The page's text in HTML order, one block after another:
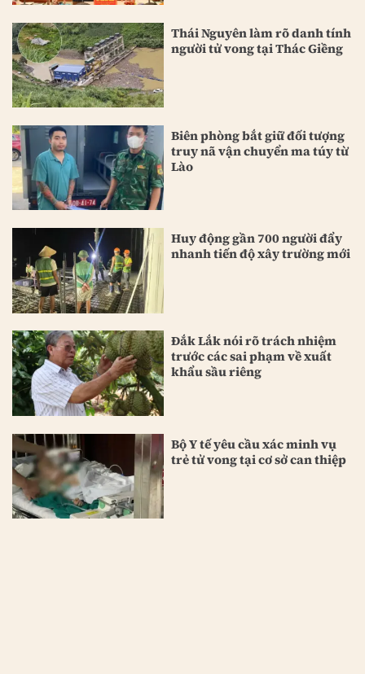
Thái Nguyên làm rõ danh tính
người tử vong tại Thác Giềng
Biên phòng bắt giữ đối tượng
truy nã vận chuyển ma túy từ
Lào
Huy động gần 700 người đẩy
nhanh tiến độ xây trường mới
Đắk Lắk nói rõ trách nhiệm
trước các sai phạm về xuất
khẩu sầu riêng
Bộ Y tế yêu cầu xác minh vụ
trẻ tử vong tại cơ sở can thiệp